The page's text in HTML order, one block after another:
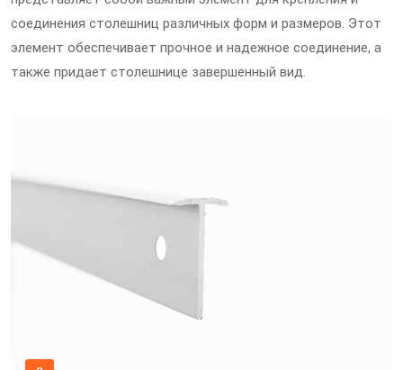
соединения столешниц различных форм и размеров. Этот
элемент обеспечивает прочное и надежное соединение, а
также придает столешнице завершенный вид.